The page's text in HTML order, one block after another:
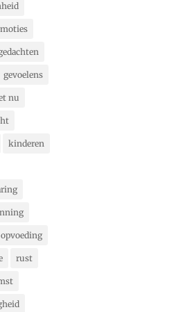
gevoelens
nu
kinderen
opvoeding
rust